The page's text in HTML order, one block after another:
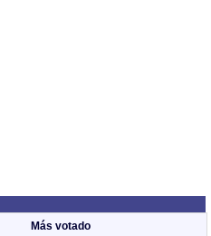
Más votado